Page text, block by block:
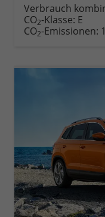
Verbrauch
CO2-Klasse: E
CO2-Emissionen: